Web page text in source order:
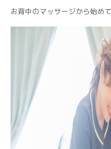
お背中のマッサージから始め